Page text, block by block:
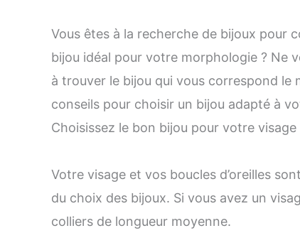
Vous êtes à la recherche de bijoux pour
bijou idéal pour votre morphologie ? Ne
à trouver le bijou qui vous correspond le
conseils pour choisir un bijou adapté à
Choisissez le bon bijou pour votre visage
Votre visage et vos boucles d’oreilles
du choix des bijoux. Si vous avez un
colliers de longueur moyenne.